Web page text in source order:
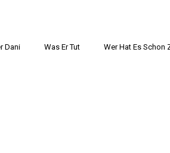
Dani Was Er Tut Wer Hat Es Schon